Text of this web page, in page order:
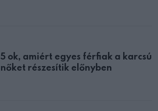
5 ok, amiért egyes férfiak a karcsú
nőket részesítik előnyben